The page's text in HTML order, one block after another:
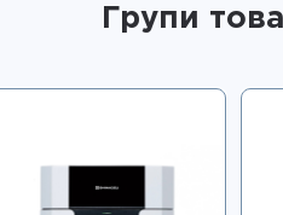
Групи